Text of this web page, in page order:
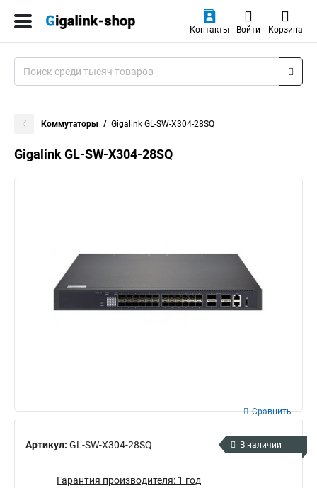
Контакты Войти Корзина
Коммутаторы Gigalink GL-SW-X304-28SQ
Gigalink GL-SW-X304-28SQ
Артикул: GL-SW-X304-28SQ
Сравнить
В наличии
Гарантия производителя: 1 год